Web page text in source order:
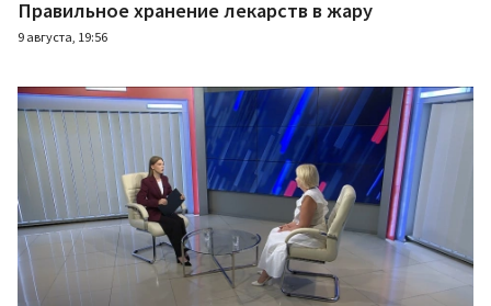
Правильное хранение лекарств в жару
9 августа, 19:56